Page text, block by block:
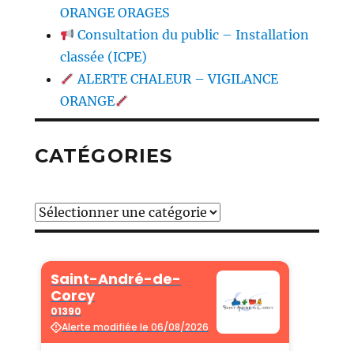
ORANGE ORAGES
Consultation du public – Installation
classée (ICPE)
ALERTE CHALEUR – VIGILANCE
ORANGE
CATÉGORIES
Catégories